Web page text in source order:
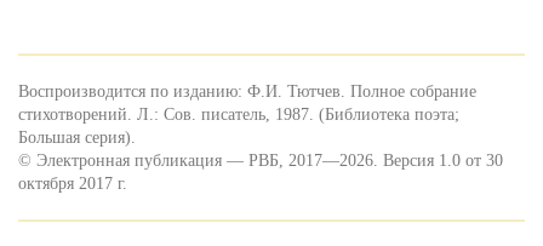
Воспроизводится по изданию: Ф.И. Тютчев. Полное собрание
стихотворений. Л.: Сов. писатель, 1987. (Библиотека поэта;
Большая серия).
© Электронная публикация — РВБ, 2017—2026. Версия 1.0 от 30
октября 2017 г.